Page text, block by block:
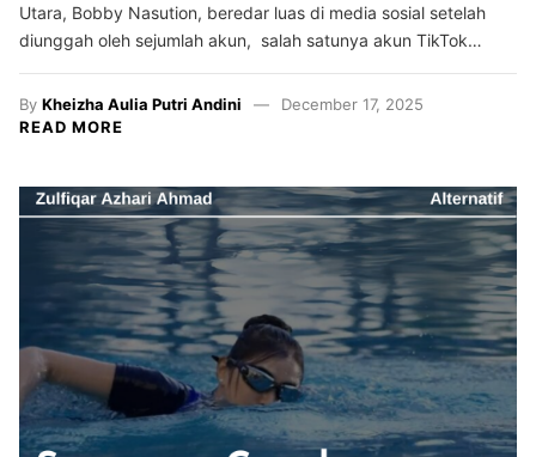
Utara, Bobby Nasution, beredar luas di media sosial setelah
diunggah oleh sejumlah akun, salah satunya akun TikTok…
By Kheizha Aulia Putri Andini
December 17, 2025
READ MORE